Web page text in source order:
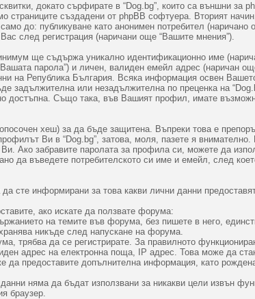
докато сърфирате в “Dog.bg”, които са външни за
страниците създадени от phpBB софтуера. Вторият
до: публикуване като анонимен потребител (наричано
след регистрация (наричани още “Вашите мнения”).
ще съдържа уникално идентификационно име
парола”) и личен, валиден емейл адрес (наричан
на Република България. Всяка информация освен
задължителна или незадължителна по преценка на
достъпна. Също така, във Вашият профил, имате
хеш) за да бъде защитена. Въпреки това е
Ви в “Dog.bg”, затова, моля, пазете я
Ако забравите паролата за профила си, можете да
да въведете потребителското си име и емейл, след
сте информирани за това какви лични данни
ако искате да ползвате форума:
на темите във форума, без пишете в него,
никъде след напускане на форума.
трябва да се регистрирате. За правилното
адрес на електронна поща, IP адрес. Това може да
да предоставите допълнителна информация, като
няма да бъдат използвани за никакви цели извън
браузер.